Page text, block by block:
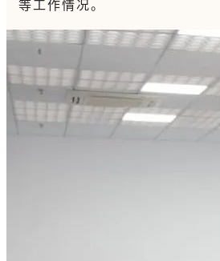
等工作情况。